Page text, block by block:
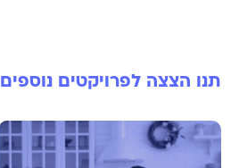
תנו הצצה לפרויקטים נוספים